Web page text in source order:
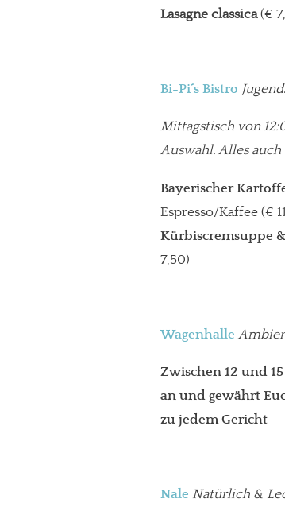
Lasagne classica(€
Bi-Pi´s Bistro
Mittagstisch von
Auswahl. Alles auch
Bayerischer
Espresso/Kaffee (€
Kürbiscremsuppe
7,50)
Wagenhalle
Zwischen 12 und
an und gewährt
zu jedem Gericht
Nale Natürlich &